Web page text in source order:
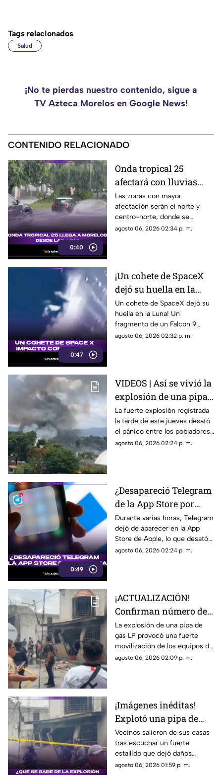
Tags relacionados
Salud
¡No te pierdas nuestro contenido, sigue a
TV Azteca Morelos en Google News!
CONTENIDO RELACIONADO
0:40
Onda tropical 25
afectará con lluvias
fuertes a Morelos; estas
serán las zonas y horas
exactas
Las zonas con mayor
afectación serán el norte y
centro-norte, donde se
esperan chubascos intensos,
actividad eléctrica constante,
mientras que en Cuernavaca,
Jiutepec y Cuautla existe
riesgo de encharcamientos e
inundaciones repentinas.
agosto 06, 2026 02:34 p. m.
0:47
¡Un cohete de SpaceX
dejó su huella en la
Luna!
Un cohete de SpaceX dejó su
huella en la Luna! Un
fragmento de un Falcon 9
impactó el satélite natural a
agosto 06, 2026 02:32 p. m.
VIDEOS | Así se vivió la
explosión de una pipa
de gas en la colonia Las
Granjas, Cuernavaca
La fuerte explosión registrada
la tarde de este jueves desató
el pánico entre los pobladores
de la colonia Las Granjas.
agosto 06, 2026 02:24 p. m.
0:49
¿Desapareció Telegram
de la App Store por
censura?
Durante varias horas, Telegram
dejó de aparecer en la App
Store de Apple, lo que desató
especulaciones en redes
aplicación, aclaró que el retiro
temporal se debió a un
incidente de ciberseguridad.
agosto 06, 2026 02:24 p. m.
¡ACTUALIZACIÓN!
Confirman número de
lesionados tras fuerte
explosión de pipa de
gas en colonia Las
Granjas
La explosión de una pipa de
gas LP provocó una fuerte
movilización de los equipos de
emergencia en Cuernavaca.
agosto 06, 2026 02:09 p. m.
¡Imágenes inéditas!
Explotó una pipa de
gas en colonia Las
Granjas de Cuernavaca
Vecinos salieron de sus casas
tras escuchar un fuerte
estallido que dejó daños
materiales y una intensa
agosto 06, 2026 01:59 p. m.